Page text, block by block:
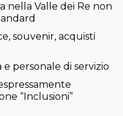
nella Valle dei Re non
souvenir, acquisti
personale di servizio
“Inclusioni”